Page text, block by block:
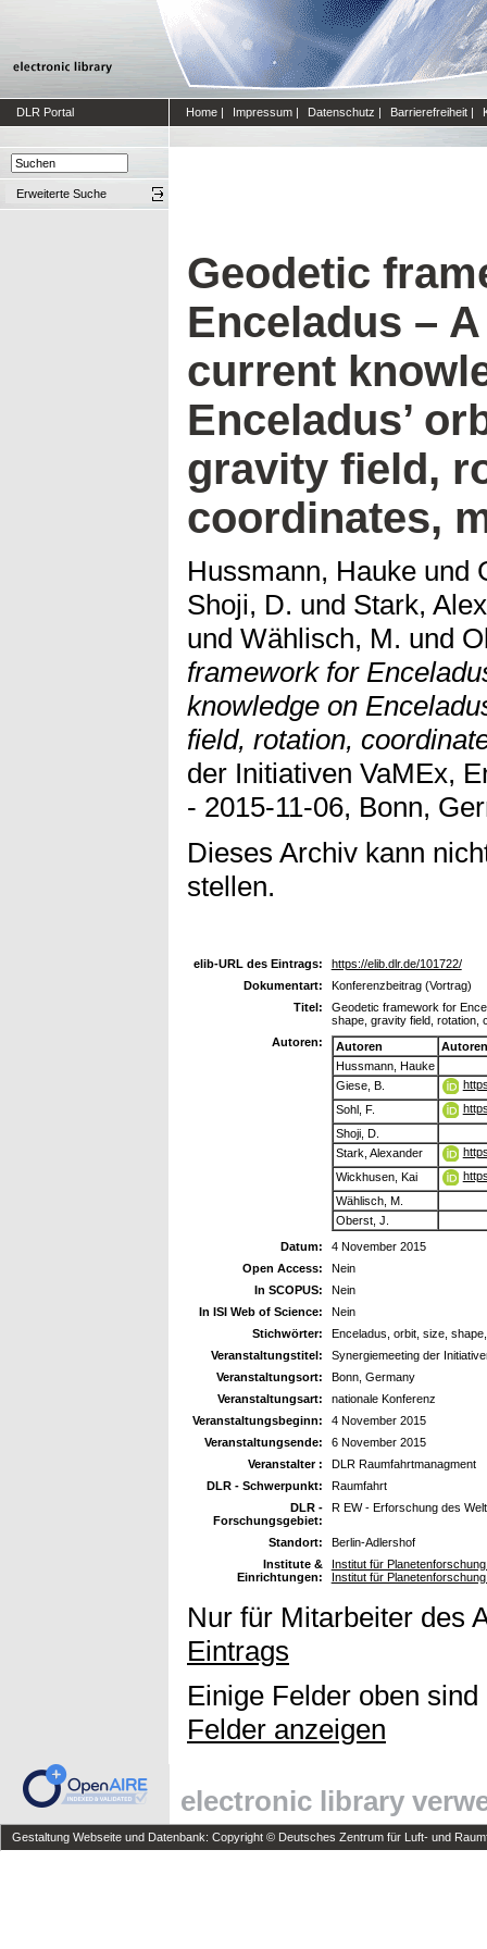
DLR Portal Home | Impressum | Datenschutz | Barrierefreiheit |
Erweiterte Suche
Geodetic
Enceladus –
current
Enceladus’
gravity field,
coordinates,
Hussmann, Hauke und
Shoji, D. und Stark,
und Wählisch, M. und
framework for
knowledge on
field, rotation,
der Initiativen VaMEx,
- 2015-11-06, Bonn,
Dieses Archiv kann
stellen.
elib-URL des Eintrags:
https://elib.dlr.de/101722/
Dokumentart:
Konferenzbeitrag (Vortrag)
Titel:
Geodetic framework for
shape, gravity field, rotation,
Autoren:
Autoren
Hussmann, Hauke
Giese, B.
Sohl, F.
Shoji, D.
Stark, Alexander
Wickhusen, Kai
Wählisch, M.
Oberst, J.
Datum:
4 November 2015
Open Access:
Nein
In SCOPUS:
Nein
In ISI Web of Science:
Nein
Stichwörter:
Enceladus, orbit, size,
Veranstaltungstitel:
Synergiemeeting der
Veranstaltungsort:
Bonn, Germany
Veranstaltungsart:
nationale Konferenz
Veranstaltungsbeginn:
4 November 2015
Veranstaltungsende:
6 November 2015
Veranstalter :
DLR Raumfahrtmanagment
DLR - Schwerpunkt:
Raumfahrt
DLR -
Forschungsgebiet:
R EW - Erforschung des
Standort:
Berlin-Adlershof
Institute &
Einrichtungen:
Institut für
Institut für
Nur für Mitarbeiter des
Eintrags
Einige Felder oben
Felder anzeigen
electronic library
Gestaltung Webseite und Datenbank: Copyright © Deutsches Zentrum für Luft- und